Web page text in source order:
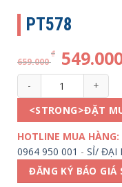
PT578
659.000
₫
PT578 số lượng
<STRONG>ĐẶT
HOTLINE MUA HÀNG:
0964 950 001 - SỈ/ ĐẠI
ĐĂNG KÝ BÁO GIÁ